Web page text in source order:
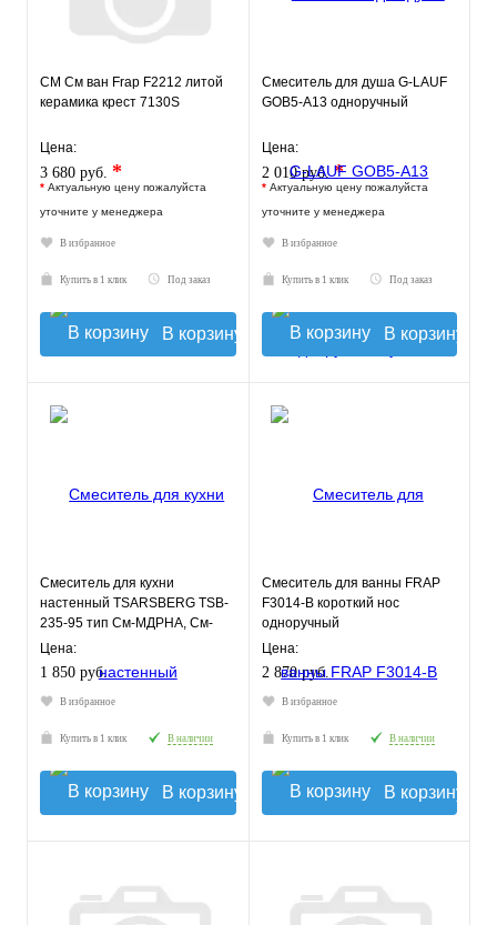
СМ См ван Frap F2212 литой
керамика крест 7130S
Цена:
3 680 руб. *
* Актуальную цену пожалуйста
уточните у менеджера
В избранное
Купить в 1 клик Под заказ
В корзину
Смеситель для душа G-LAUF
GOB5-A13 одноручный
Цена:
2 010 руб.*
* Актуальную цену пожалуйста
уточните у менеджера
В избранное
Купить в 1 клик Под заказ
В корзину
Смеситель для кухни
настенный TSARSBERG TSB-
235-95 тип См-МДРНА, См-
УмДРНА
Цена:
1 850 руб.
В избранное
Купить в 1 клик В наличии
В корзину
Смеситель для ванны FRAP
F3014-B короткий нос
одноручный
Цена:
2 870 руб.
В избранное
Купить в 1 клик В наличии
В корзину